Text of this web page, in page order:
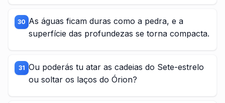
30 As águas ficam duras como a pedra, e a
superfície das profundezas se torna compacta.
31 Ou poderás tu atar as cadeias do Sete-estrelo
ou soltar os laços do Órion?